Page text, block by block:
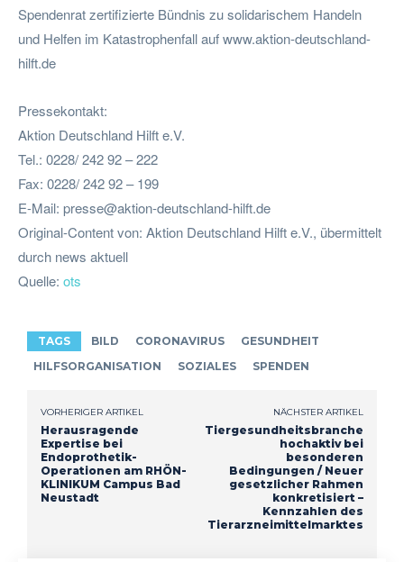
Spendenrat zertifizierte Bündnis zu solidarischem Handeln
und Helfen im Katastrophenfall auf www.aktion-deutschland-
hilft.de
Pressekontakt:
Aktion Deutschland Hilft e.V.
Tel.: 0228/ 242 92 – 222
Fax: 0228/ 242 92 – 199
E-Mail: presse@aktion-deutschland-hilft.de
Original-Content von: Aktion Deutschland Hilft e.V., übermittelt
durch news aktuell
Quelle: ots
TAGS BILD CORONAVIRUS
GESUNDHEIT
HILFSORGANISATION
SOZIALES SPENDEN
VORHERIGER ARTIKEL
Herausragende
Expertise bei
Endoprothetik-
Operationen am RHÖN-
KLINIKUM Campus Bad
Neustadt
NÄCHSTER ARTIKEL
Tiergesundheitsbranche
hochaktiv bei
besonderen
Bedingungen / Neuer
gesetzlicher Rahmen
konkretisiert –
Kennzahlen des
Tierarzneimittelmarktes